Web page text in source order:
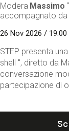
Modera Massimo
accompagnato da
26 Nov 2026 / 19:00
STEP presenta
shell ", diretto da
conversazione
partecipazione di